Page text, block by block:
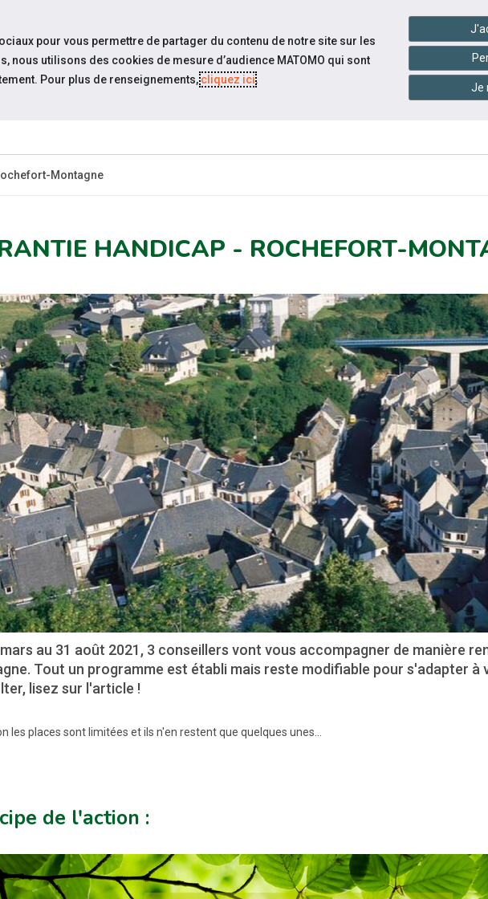
Accessibilité handshake
ESPACE
RESSOURCES
Montagne
HANDICAP - ROCHEFORT-
au 31 août 2021, 3 conseillers vont vous accompagner de manière
Tout un programme est établi mais reste modifiable pour s'adapter à
lisez sur l'article !
les places sont limitées et ils n'en restent que quelques unes...
de l'action :
pour vous permettre de partager du contenu de notre site sur les
nous utilisons des cookies de mesure d’audience MATOMO qui sont
Pour plus de renseignements,cliquez ici.
Je